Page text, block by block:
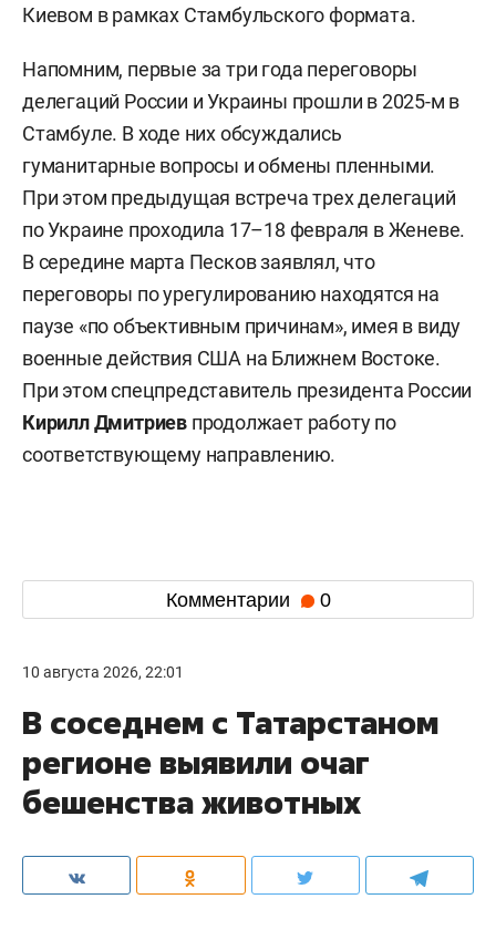
Киевом в рамках Стамбульского формата.
Напомним, первые за три года переговоры
делегаций России и Украины прошли в 2025-м в
Стамбуле. В ходе них обсуждались
гуманитарные вопросы и обмены пленными.
При этом предыдущая встреча трех делегаций
по Украине проходила 17–18 февраля в Женеве.
В середине марта Песков заявлял, что
переговоры по урегулированию находятся на
паузе «по объективным причинам», имея в виду
военные действия США на Ближнем Востоке.
При этом спецпредставитель президента России
Кирилл Дмитриев продолжает работу по
соответствующему направлению.
Комментарии 0
10 августа 2026, 22:01
В соседнем с Татарстаном
регионе выявили очаг
бешенства животных